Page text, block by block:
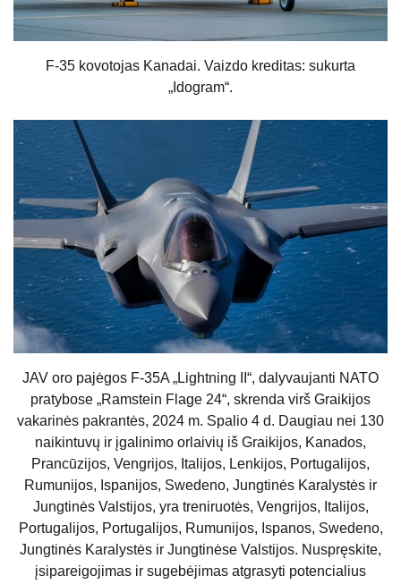
F-35 kovotojas Kanadai. Vaizdo kreditas: sukurta
„Idogram“.
JAV oro pajėgos F-35A „Lightning II“, dalyvaujanti NATO
pratybose „Ramstein Flage 24“, skrenda virš Graikijos
vakarinės pakrantės, 2024 m. Spalio 4 d. Daugiau nei 130
naikintuvų ir įgalinimo orlaivių iš Graikijos, Kanados,
Prancūzijos, Vengrijos, Italijos, Lenkijos, Portugalijos,
Rumunijos, Ispanijos, Swedeno, Jungtinės Karalystės ir
Jungtinės Valstijos, yra treniruotės, Vengrijos, Italijos,
Portugalijos, Portugalijos, Rumunijos, Ispanos, Swedeno,
Jungtinės Karalystės ir Jungtinėse Valstijos. Nuspręskite,
įsipareigojimas ir sugebėjimas atgrasyti potencialius